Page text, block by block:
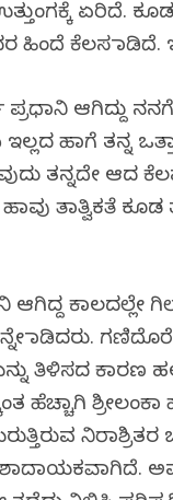
ಏರಿದೆ.
ಕೆಲಸ ಮಾಡಿದೆ.
ಆಗಿದ್ದು
ಹಾಗೆ ತನ್ನ
ತನ್ನದೇ ಆದ
ಹಾವು ತಾತ್ವಿಕತೆ
ಆಗಿದ್ದ ಕಾಲದಲ್ಲೇ
ಮಾಡಿದರು.
ತಿಳಿಸದ ಕಾರಣ
ಹೆಚ್ಚಾಗಿ ಶ್ರೀಲಂಕಾ
ನಿರಾಶ್ರಿತರ